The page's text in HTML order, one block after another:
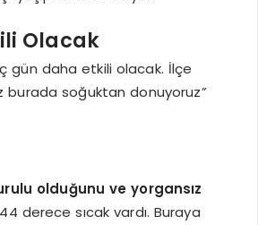
Olacak
gün daha etkili olacak. İlçe
burada soğuktan donuyoruz”
olduğunu ve yorgansız
derece sıcak vardı. Buraya